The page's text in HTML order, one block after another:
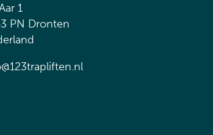
1
PN Dronten